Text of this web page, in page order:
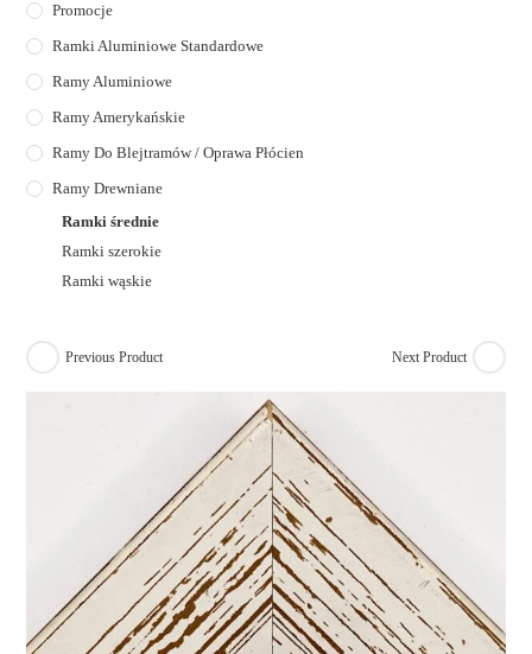
Previous Product Next Product
Promocje
Ramki Aluminiowe Standardowe
Ramy Aluminiowe
Ramy Amerykańskie
Ramy Do Blejtramów / Oprawa Płócien
Ramy Drewniane
Ramki średnie
Ramki szerokie
Ramki wąskie